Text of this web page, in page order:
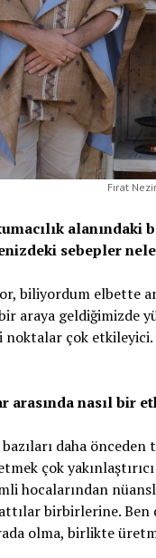
Fırat
sebepler
biliyordum elbette
araya geldiğimizde
çok
arasında nasıl
daha
çok
hocalarından
birbirlerine. Ben
olma, birlikte